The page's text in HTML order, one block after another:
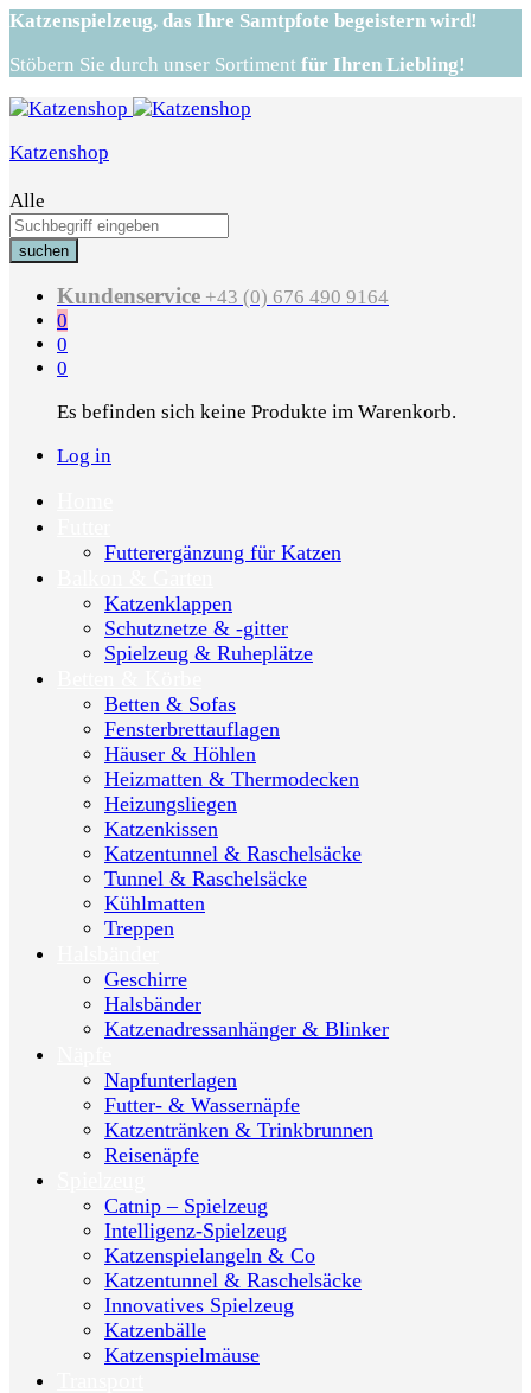
Katzenspielzeug, das Ihre Samtpfote begeistern wird!
Stöbern Sie durch unser Sortiment für Ihren Liebling!
Katzenshop
Alle
suchen
Kundenservice +43 (0) 676 490 9164
0
0
0
Es befinden sich keine Produkte im Warenkorb.
Log in
Futterergänzung für Katzen
Katzenklappen
Schutznetze & -gitter
Spielzeug & Ruheplätze
Betten & Sofas
Fensterbrettauflagen
Häuser & Höhlen
Heizmatten & Thermodecken
Heizungsliegen
Katzenkissen
Katzentunnel & Raschelsäcke
Tunnel & Raschelsäcke
Kühlmatten
Treppen
Geschirre
Halsbänder
Katzenadressanhänger & Blinker
Napfunterlagen
Futter- & Wassernäpfe
Katzentränken & Trinkbrunnen
Reisenäpfe
Catnip – Spielzeug
Intelligenz-Spielzeug
Katzenspielangeln & Co
Katzentunnel & Raschelsäcke
Innovatives Spielzeug
Katzenbälle
Katzenspielmäuse